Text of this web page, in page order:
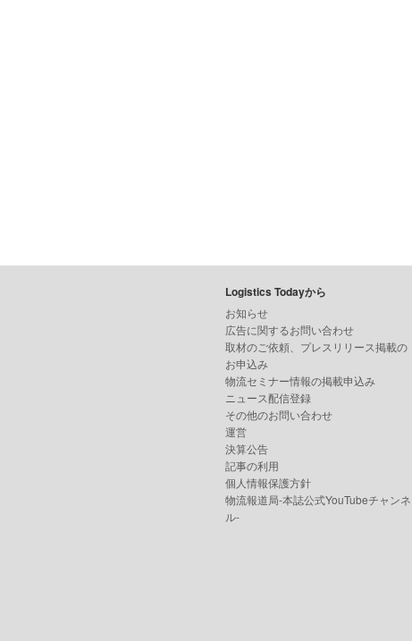
Logistics Todayから
お知らせ
広告に関するお問い合わせ
取材のご依頼、プレスリリース掲載の
お申込み
物流セミナー情報の掲載申込み
ニュース配信登録
その他のお問い合わせ
運営
決算公告
記事の利用
個人情報保護方針
物流報道局-本誌公式YouTubeチャンネ
ル-